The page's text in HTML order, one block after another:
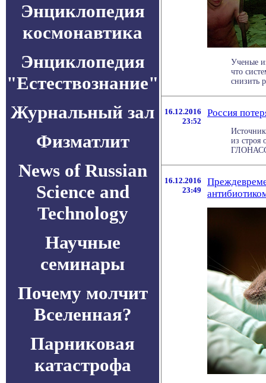
Энциклопедия
космонавтика
Энциклопедия
"Естествознание"
Журнальный зал
Физматлит
News of Russian
Science and
Technology
Научные
семинары
Почему молчит
Вселенная?
Парниковая
катастрофа
Ученые
что
снизить
16.12.2016
23:52
Россия
из строя
16.12.2016
23:49